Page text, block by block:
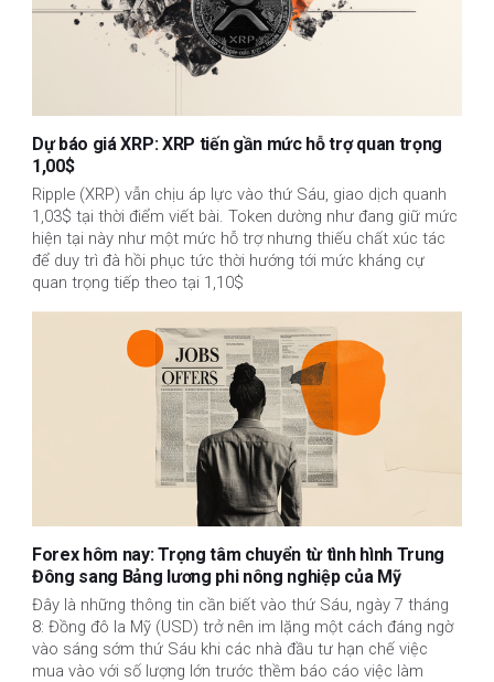
Dự báo giá XRP: XRP tiến gần mức hỗ trợ quan trọng
1,00$
Ripple (XRP) vẫn chịu áp lực vào thứ Sáu, giao dịch quanh
1,03$ tại thời điểm viết bài. Token dường như đang giữ mức
hiện tại này như một mức hỗ trợ nhưng thiếu chất xúc tác
để duy trì đà hồi phục tức thời hướng tới mức kháng cự
quan trọng tiếp theo tại 1,10$
Forex hôm nay: Trọng tâm chuyển từ tình hình Trung
Đông sang Bảng lương phi nông nghiệp của Mỹ
Đây là những thông tin cần biết vào thứ Sáu, ngày 7 tháng
8: Đồng đô la Mỹ (USD) trở nên im lặng một cách đáng ngờ
vào sáng sớm thứ Sáu khi các nhà đầu tư hạn chế việc
mua vào với số lượng lớn trước thềm báo cáo việc làm